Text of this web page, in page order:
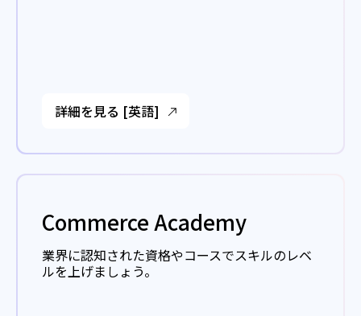
詳細を見る [英語]
Commerce Academy
業界に認知された資格やコースでスキルのレベ
ルを上げましょう。